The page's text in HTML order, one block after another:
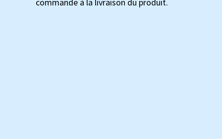
commande à la livraison du produit.